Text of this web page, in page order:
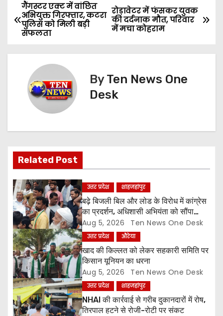
P
o
s
v
g
a
t
i
o
n
रोड़ावेटर में फंसकर युवक
की दर्दनाक मौत, परिवार
में मचा कोहराम
गैंगस्टर एक्ट में वांछित
अभियुक्त गिरफ्तार, कटरा
पुलिस को मिली बड़ी
सफलता
ByTen News One
Desk
Related Post
उत्तर प्रदेश शाहजहांपुर
बढ़े बिजली बिल और लोड के विरोध में कांग्रेस
का प्रदर्शन, अधिशासी अभियंता को सौंपा
ज्ञापन
Aug 5, 2026 Ten News One Desk
उत्तर प्रदेश औरेया
खाद की किल्लत को लेकर सहकारी समिति पर
किसान यूनियन का धरना
Aug 5, 2026 Ten News One Desk
उत्तर प्रदेश शाहजहांपुर
NHAI की कार्रवाई से गरीब दुकानदारों में रोष,
तिरपाल हटने से रोजी-रोटी पर संकट